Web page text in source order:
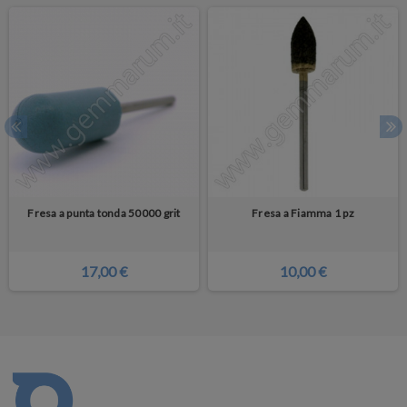
Fresa a punta tonda 50000 grit
17,00 €
Fresa a Fiamma 1 pz
10,00 €